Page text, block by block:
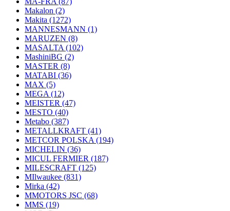
Makalon (2)
Makita (1272)
MANNESMANN (1)
MARUZEN (8)
MASALTA (102)
MashiniBG (2)
MASTER (8)
MATABI (36)
MAX (5)
MEGA (12)
MEISTER (47)
MESTO (40)
Metabo (387)
METALLKRAFT (41)
METCOR POLSKA (194)
MICHELIN (36)
MICUL FERMIER (187)
MILESCRAFT (125)
MIlwaukee (831)
Mirka (42)
MMOTORS JSC (68)
MMS (19)